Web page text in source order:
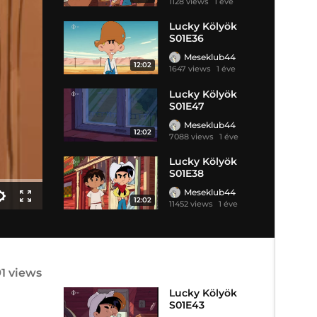
12:02
Lucky Kölyök
S01E36
Meseklub44
1647 views 1 éve
12:02
Lucky Kölyök
S01E47
Meseklub44
7088 views 1 éve
12:02
Lucky Kölyök
S01E38
Meseklub44
11452 views 1 éve
views
Lucky Kölyök
S01E43